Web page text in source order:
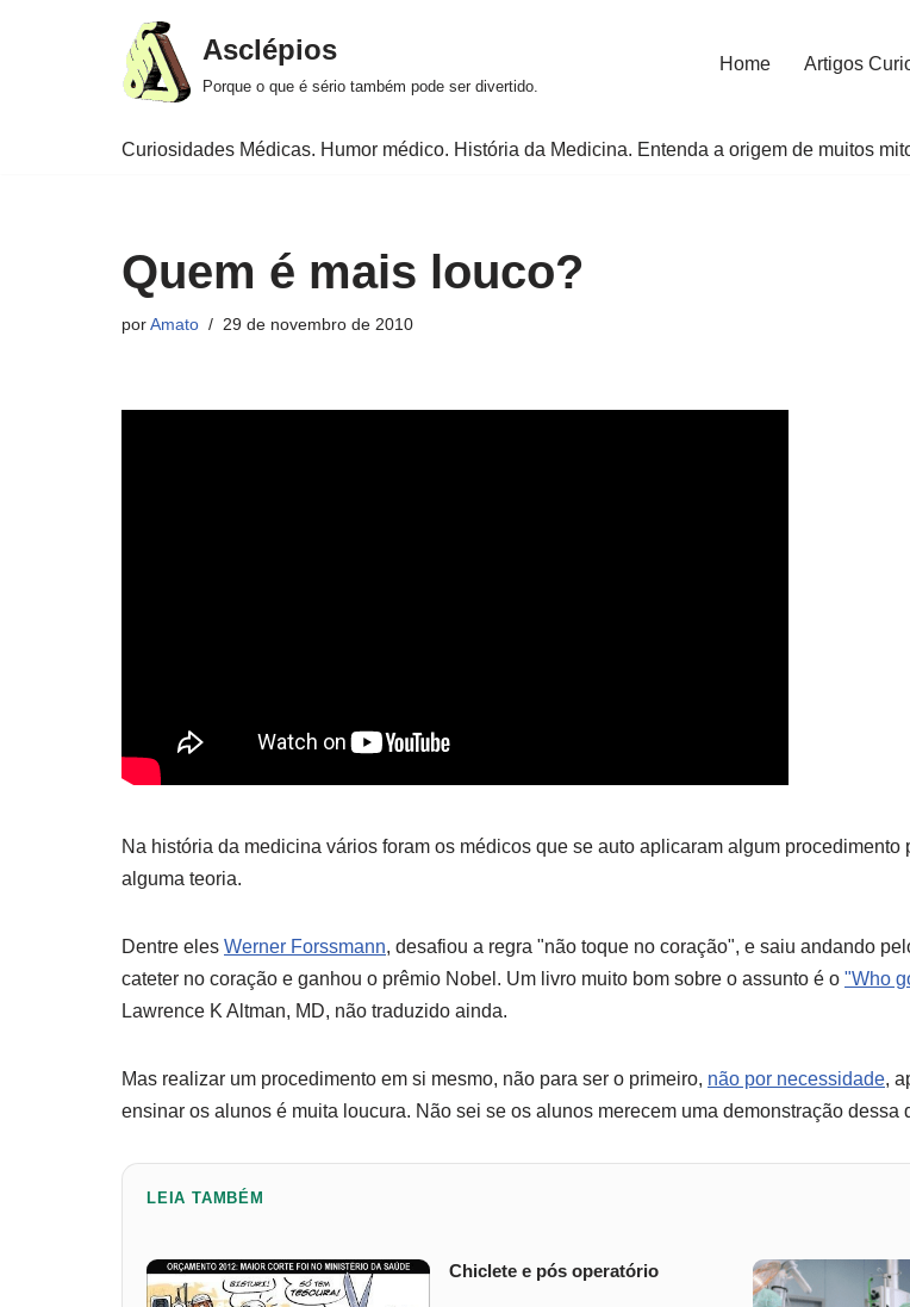
Asclépios
Porque o que é sério também pode ser divertido.
Home Artigos
Curiosidades Médicas. Humor médico. História da Medicina. Entenda a origem de muitos
Quem é mais louco?
porAmato 29 de novembro de 2010
Na história da medicina vários foram os médicos que se auto aplicaram algum procedimento
alguma teoria.
Dentre eles Werner Forssmann, desafiou a regra "não toque no coração", e saiu andando
cateter no coração e ganhou o prêmio Nobel. Um livro muito bom sobre o assunto é o "Who
Lawrence K Altman, MD, não traduzido ainda.
Mas realizar um procedimento em si mesmo, não para ser o primeiro, não por necessidade,
ensinar os alunos é muita loucura. Não sei se os alunos merecem uma demonstração dessa
LEIA TAMBÉM
Chiclete e pós operatório